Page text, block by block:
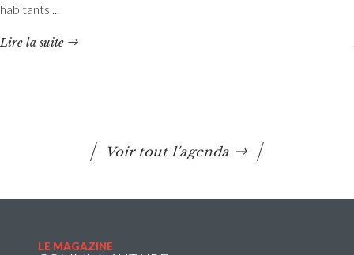
Les réservations des mercredis aux accueils de loisirs de
décembre 2026, sont ouvertes à partir du 20 juillet 2026
habitants ...
Lire la suite
Voir tout l'agenda
LE MAGAZINE